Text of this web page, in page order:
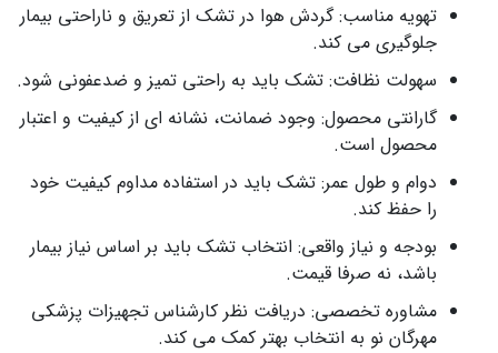
تهویه مناسب: گردش هوا در تشک از تعریق و ناراحتی بیمار
جلوگیری می کند.
سهولت نظافت: تشک باید به راحتی تمیز و ضدعفونی شود.
گارانتی محصول: وجود ضمانت، نشانه ای از کیفیت و اعتبار
محصول است.
دوام و طول عمر: تشک باید در استفاده مداوم کیفیت خود
را حفظ کند.
بودجه و نیاز واقعی: انتخاب تشک باید بر اساس نیاز بیمار
باشد، نه صرفا قیمت.
مشاوره تخصصی: دریافت نظر کارشناس تجهیزات پزشکی
مهرگان نو به انتخاب بهتر کمک می کند.